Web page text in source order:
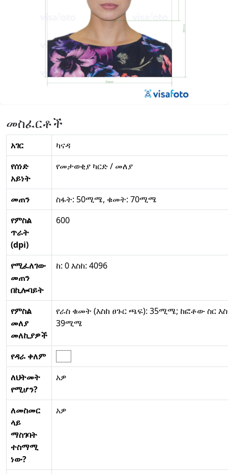
መስፈርቶች
አገር
ካናዳ
የሰነድ
አይነት
የመታወቂያ ካርድ / መለያ
መጠን
ስፋት: 50ሚሜ, ቁመት: 70ሚሜ
የምስል
ጥራት
(dpi)
600
የሚፈለገው
መጠን
በኪሎባይት
ከ: 0 እስከ: 4096
የምስል
መለያ
መለኪያዎች
የራስ ቁመት (እስከ ፀጉር ጫፍ): 35ሚሜ; ከፎቶው ስር
39ሚሜ
የዳራ ቀለም
ለህትመት
የሚሆን?
አዎ
ለመስመር
ላይ
ማስገባት
ተስማሚ
ነው?
አዎ